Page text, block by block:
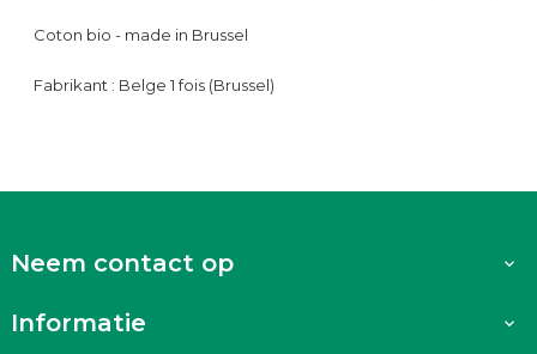
Coton bio - made in Brussel
Fabrikant : Belge 1 fois (Brussel)
Neem contact op 
Informatie 